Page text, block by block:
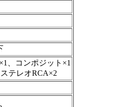
、コンポジット×1
テレオRCA×2